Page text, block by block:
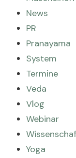
News
PR
Pranayama
System
Termine
Veda
Vlog
Webinar
Yoga